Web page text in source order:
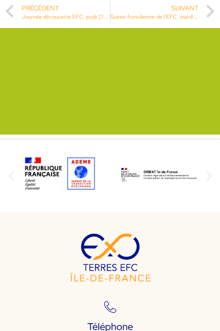
PRÉCÉDENT
Journée découverte EFC, jeudi 21 novembre 2024
SUIVANT
Soirée francilienne de l’EFC, mardi 10 décembre 2024
Téléphone